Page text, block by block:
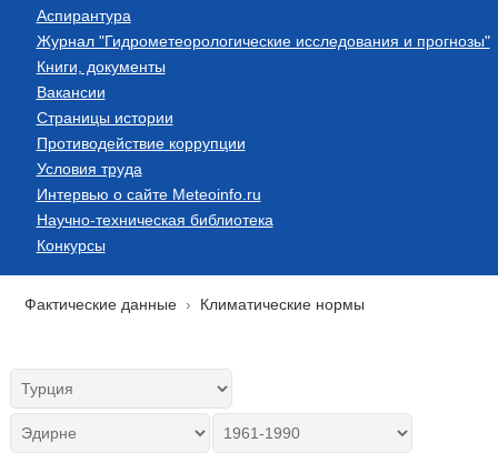
Аспирантура
Журнал "Гидрометеорологические исследования и прогнозы"
Книги, документы
Вакансии
Страницы истории
Противодействие коррупции
Условия труда
Интервью о сайте Meteoinfo.ru
Научно-техническая библиотека
Конкурсы
Фактические данные Климатические нормы